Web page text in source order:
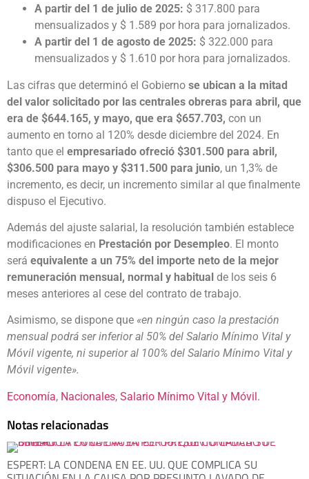
A partir del 1 de julio de 2025: $ 317.800 para
mensualizados y $ 1.589 por hora para jornalizados.
A partir del 1 de agosto de 2025: $ 322.000 para
mensualizados y $ 1.610 por hora para jornalizados.
Las cifras que determinó el Gobierno se ubican a la mitad
del valor solicitado por las centrales obreras para abril, que
era de $644.165, y mayo, que era $657.703, con un
aumento en torno al 120% desde diciembre del 2024. En
tanto que el empresariado ofreció $301.500 para abril,
$306.500 para mayo y $311.500 para junio, un 1,3% de
incremento, es decir, un incremento similar al que finalmente
dispuso el Ejecutivo.
Además del ajuste salarial, la resolución también establece
modificaciones en Prestación por Desempleo. El monto
será equivalente a un 75% del importe neto de la mejor
remuneración mensual, normal y habitual de los seis 6
meses anteriores al cese del contrato de trabajo.
Asimismo, se dispone que «en ningún caso la prestación
mensual podrá ser inferior al 50% del Salario Mínimo Vital y
Móvil vigente, ni superior al 100% del Salario Mínimo Vital y
Móvil vigente».
Economía, Nacionales, Salario Mínimo Vital y Móvil.
Notas relacionadas
ESPERT: LA CONDENA EN EE. UU. QUE COMPLICA SU